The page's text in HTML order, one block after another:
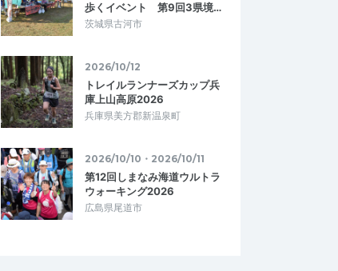
歩くイベント 第9回3県境…
茨城県古河市
2026/10/12
トレイルランナーズカップ兵
庫上山高原2026
兵庫県美方郡新温泉町
2026/10/10・2026/10/11
第12回しまなみ海道ウルトラ
ウォーキング2026
広島県尾道市